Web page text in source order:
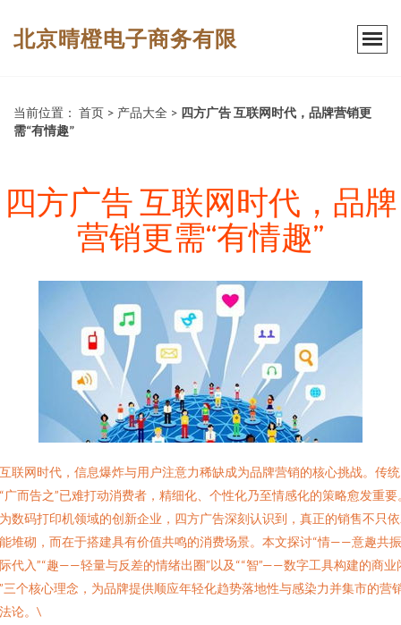
北京晴橙电子商务有限
当前位置： 首页 > 产品大全 > 四方广告 互联网时代，品牌营销更
需“有情趣”
四方广告 互联网时代，品牌
营销更需“有情趣”
联网时代，信息爆炸与用户注意力稀缺成为品牌营销的核心挑战。传统
广而告之”已难打动消费者，精细化、个性化乃至情感化的策略愈发重要
数码打印机领域的创新企业，四方广告深刻认识到，真正的销售不只
堆砌，而在于搭建具有价值共鸣的消费场景。本文探讨“情——意趣共
代入”“趣——轻量与反差的情绪出圈”以及““智”——数字工具构建的商业
三个核心理念，为品牌提供顺应年轻化趋势落地性与感染力并集市的营
论。\